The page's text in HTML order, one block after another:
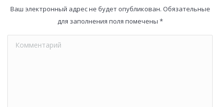
Ваш электронный адрес не будет опубликован. Обязательные
для заполнения поля помечены *
Комментарий